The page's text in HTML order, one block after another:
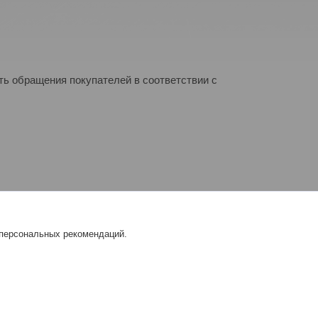
обращения покупателей в соответствии с
рекомендаций.